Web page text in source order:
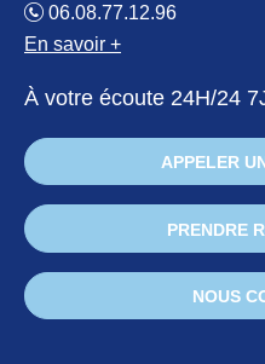
06.08.77.12.96
En savoir +
À votre écoute 24H/24
APPELER
PRENDRE
NOUS